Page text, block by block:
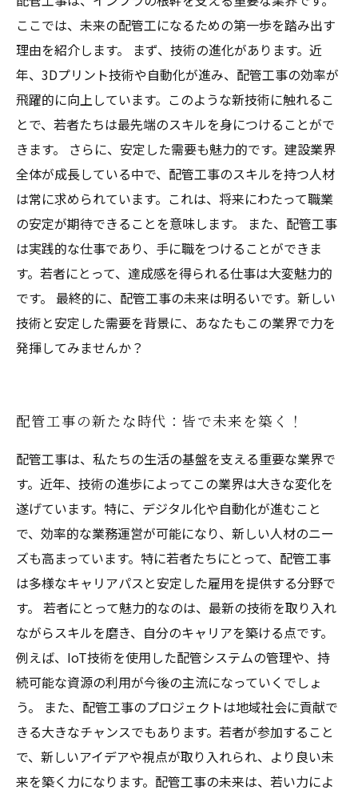
ここでは、未来の配管工になるための第一歩を踏み出す
理由を紹介します。 まず、技術の進化があります。近
年、3Dプリント技術や自動化が進み、配管工事の効率が
飛躍的に向上しています。このような新技術に触れるこ
とで、若者たちは最先端のスキルを身につけることがで
きます。 さらに、安定した需要も魅力的です。建設業界
全体が成長している中で、配管工事のスキルを持つ人材
は常に求められています。これは、将来にわたって職業
の安定が期待できることを意味します。 また、配管工事
は実践的な仕事であり、手に職をつけることができま
す。若者にとって、達成感を得られる仕事は大変魅力的
です。 最終的に、配管工事の未来は明るいです。新しい
技術と安定した需要を背景に、あなたもこの業界で力を
発揮してみませんか？
配管工事の新たな時代：皆で未来を築く！
配管工事は、私たちの生活の基盤を支える重要な業界で
す。近年、技術の進歩によってこの業界は大きな変化を
遂げています。特に、デジタル化や自動化が進むこと
で、効率的な業務運営が可能になり、新しい人材のニー
ズも高まっています。特に若者たちにとって、配管工事
は多様なキャリアパスと安定した雇用を提供する分野で
す。 若者にとって魅力的なのは、最新の技術を取り入れ
ながらスキルを磨き、自分のキャリアを築ける点です。
例えば、IoT技術を使用した配管システムの管理や、持
続可能な資源の利用が今後の主流になっていくでしょ
う。 また、配管工事のプロジェクトは地域社会に貢献で
きる大きなチャンスでもあります。若者が参加すること
で、新しいアイデアや視点が取り入れられ、より良い未
来を築く力になります。配管工事の未来は、若い力によ